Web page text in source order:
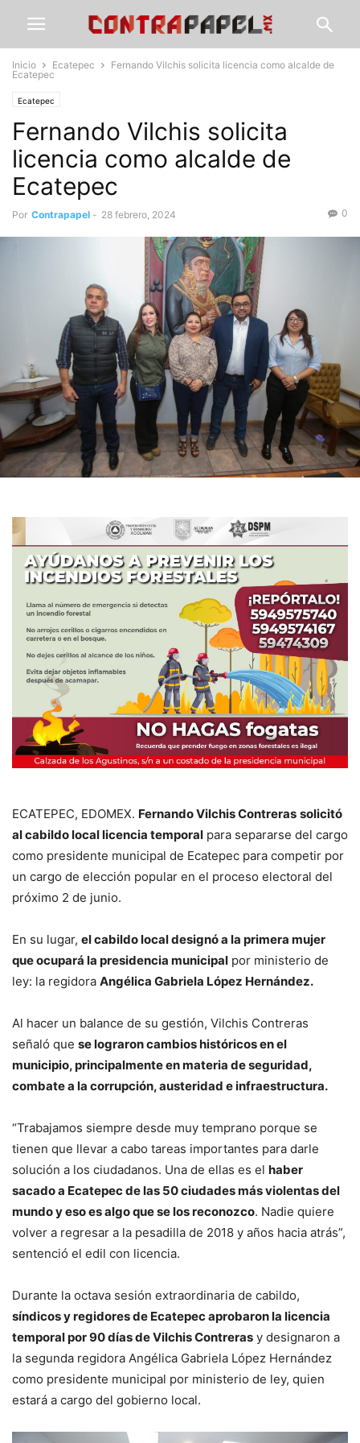
Inicio Ecatepec
Fernando Vilchis solicita licencia como alcalde de
Ecatepec
Ecatepec
Fernando Vilchis solicita
licencia como alcalde de
Ecatepec
Por Contrapapel - 28 febrero, 2024 0
ECATEPEC, EDOMEX. Fernando Vilchis Contreras solicitó
al cabildo local licencia temporal para separarse del cargo
como presidente municipal de Ecatepec para competir por
un cargo de elección popular en el proceso electoral del
próximo 2 de junio.
En su lugar, el cabildo local designó a la primera mujer
que ocupará la presidencia municipal por ministerio de
ley: la regidora Angélica Gabriela López Hernández.
Al hacer un balance de su gestión, Vilchis Contreras
señaló que se lograron cambios históricos en el
municipio, principalmente en materia de seguridad,
combate a la corrupción, austeridad e infraestructura.
“Trabajamos siempre desde muy temprano porque se
tienen que llevar a cabo tareas importantes para darle
solución a los ciudadanos. Una de ellas es el haber
sacado a Ecatepec de las 50 ciudades más violentas del
mundo y eso es algo que se los reconozco. Nadie quiere
volver a regresar a la pesadilla de 2018 y años hacia atrás”,
sentenció el edil con licencia.
Durante la octava sesión extraordinaria de cabildo,
síndicos y regidores de Ecatepec aprobaron la licencia
temporal por 90 días de Vilchis Contreras y designaron a
la segunda regidora Angélica Gabriela López Hernández
como presidente municipal por ministerio de ley, quien
estará a cargo del gobierno local.